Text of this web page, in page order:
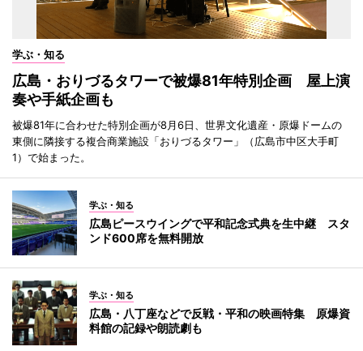
学ぶ・知る
広島・おりづるタワーで被爆81年特別企画 屋上演
奏や手紙企画も
被爆81年に合わせた特別企画が8月6日、世界文化遺産・原爆ドームの
東側に隣接する複合商業施設「おりづるタワー」（広島市中区大手町
1）で始まった。
学ぶ・知る
広島ピースウイングで平和記念式典を生中継 スタ
ンド600席を無料開放
学ぶ・知る
広島・八丁座などで反戦・平和の映画特集 原爆資
料館の記録や朗読劇も